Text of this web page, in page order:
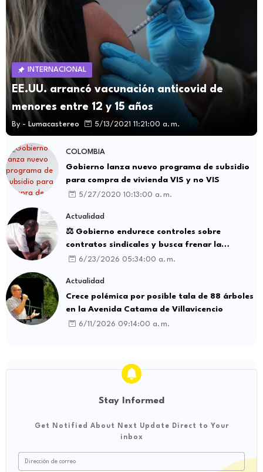
INTERNACIONAL
EE.UU. arrancó vacunación anticovid de
menores entre 12 y 15 años
By - Lumacastereo 5/13/2021 11:21:00 a. m.
COLOMBIA
Gobierno lanza nuevo programa de subsidio
para compra de vivienda VIS y no VIS
5/27/2020 10:13:00 a. m.
Actualidad
⚖️ Gobierno endurece controles sobre
contratos sindicales y busca frenar la
intermediación laboral ilegal
6/23/2026 05:34:00 a. m.
Actualidad
Crece polémica por posible tala de 88 árboles
en la Avenida Catama de Villavicencio
6/11/2026 09:14:00 a. m.
Stay Informed
Get Notified About Next Update Direct to Your
inbox